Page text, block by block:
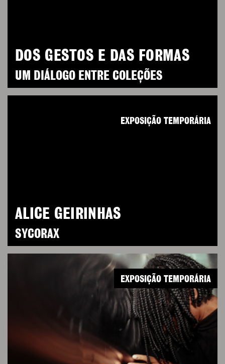
DOS GESTOS E DAS FORMAS
UM DIÁLOGO ENTRE COLEÇÕES
ALICE GEIRINHAS
SYCORAX
EXPOSIÇÃO TEMPORÁRIA
EXPOSIÇÃO TEMPORÁRIA